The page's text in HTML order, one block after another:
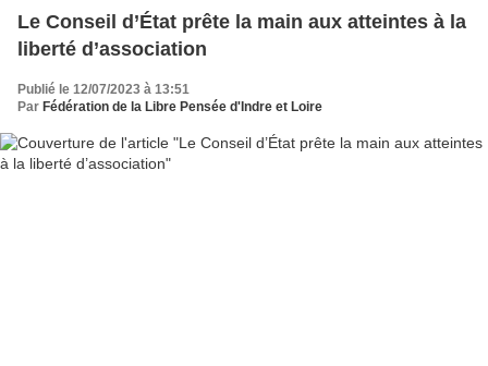
Le Conseil d’État prête la main aux atteintes à la
liberté d’association
Publié le 12/07/2023 à 13:51
Par Fédération de la Libre Pensée d'Indre et Loire